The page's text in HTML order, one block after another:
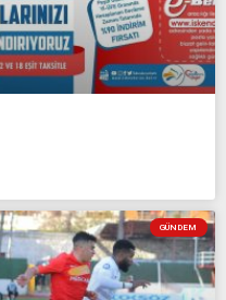
GÜNDEM